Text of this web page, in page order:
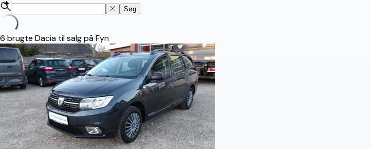
Søg
6 brugte Dacia til salg på Fyn